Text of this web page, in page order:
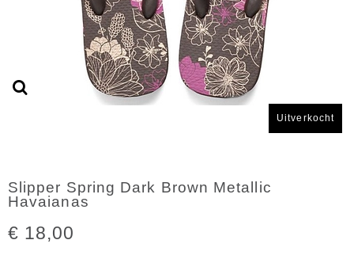
Uitverkocht
Slipper Spring Dark Brown Metallic
Havaianas
€ 18,00